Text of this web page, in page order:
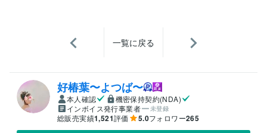
一覧に戻る
好椿葉〜よつば〜
本人確認
機密保持契約(NDA)
インボイス発行事業者
未登録
総販売実績1,521評価 5.0フォロワー265